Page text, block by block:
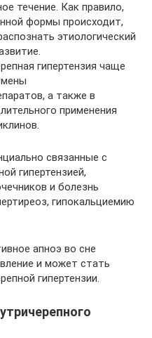
течение. Как правило,
формы происходит,
этиологический
гипертензия чаще
а также в
применения
связанные с
гипертензией,
и болезнь
гипокальциемию
апноэ во сне
и может стать
гипертензии.